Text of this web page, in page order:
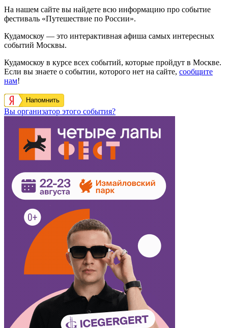
На нашем сайте вы найдете всю информацию про событие
фестиваль «Путешествие по России».
Кудамоскоу — это интерактивная афиша самых интересных
событий Москвы.
Кудамоскоу в курсе всех событий, которые пройдут в Москве.
Если вы знаете о событии, которого нет на сайте, сообщите
нам!
Напомнить
Вы организатор этого события?